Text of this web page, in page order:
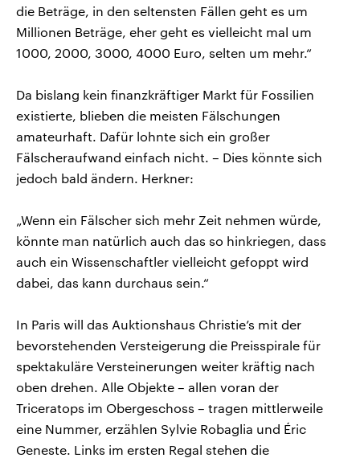
die Beträge, in den seltensten Fällen geht es um
Millionen Beträge, eher geht es vielleicht mal um
1000, 2000, 3000, 4000 Euro, selten um mehr.“
Da bislang kein finanzkräftiger Markt für Fossilien
existierte, blieben die meisten Fälschungen
amateurhaft. Dafür lohnte sich ein großer
Fälscheraufwand einfach nicht. – Dies könnte sich
jedoch bald ändern. Herkner:
„Wenn ein Fälscher sich mehr Zeit nehmen würde,
könnte man natürlich auch das so hinkriegen, dass
auch ein Wissenschaftler vielleicht gefoppt wird
dabei, das kann durchaus sein.“
In Paris will das Auktionshaus Christie’s mit der
bevorstehenden Versteigerung die Preisspirale für
spektakuläre Versteinerungen weiter kräftig nach
oben drehen. Alle Objekte – allen voran der
Triceratops im Obergeschoss – tragen mittlerweile
eine Nummer, erzählen Sylvie Robaglia und Éric
Geneste. Links im ersten Regal stehen die